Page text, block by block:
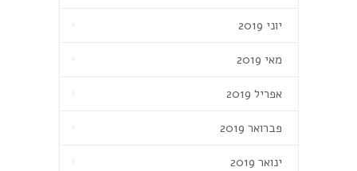
יוני 2019
מאי 2019
אפריל 2019
פברואר 2019
ינואר 2019